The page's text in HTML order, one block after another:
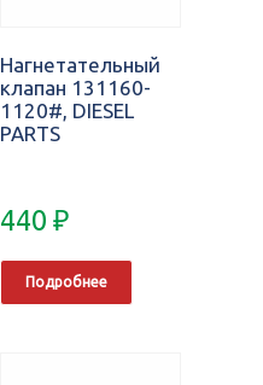
Нагнетательный
клапан 131160-
1120#, DIESEL
PARTS
440₽
Подробнее